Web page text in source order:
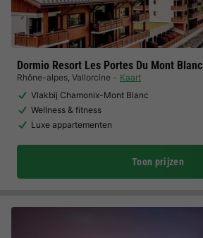
Dormio Resort Les Portes Du Mont Blanc
Rhône-alpes, Vallorcine
Kaart
Vlakbij Chamonix-Mont Blanc
Wellness & fitness
Luxe appartementen
Toon prijzen